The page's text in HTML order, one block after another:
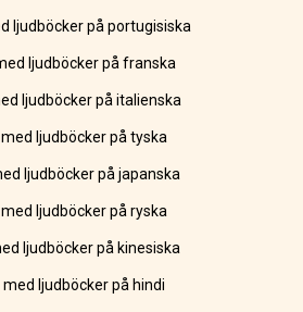
ljudböcker på portugisiska
ljudböcker på franska
ljudböcker på italienska
med ljudböcker på tyska
ljudböcker på japanska
med ljudböcker på ryska
ljudböcker på kinesiska
med ljudböcker på hindi